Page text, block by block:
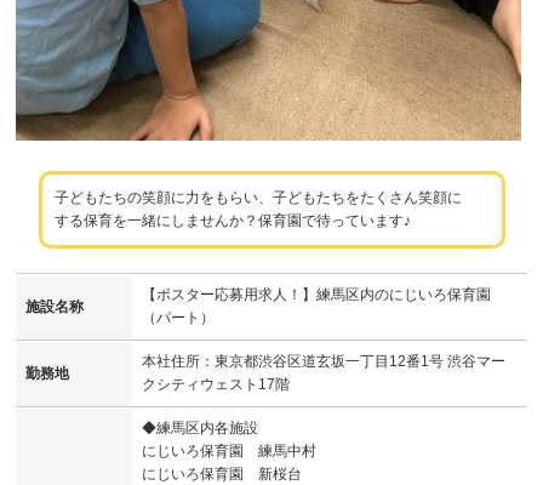
子どもたちの笑顔に力をもらい、子どもたちをたくさん笑顔に
する保育を一緒にしませんか？保育園で待っています♪
施設名称
【ポスター応募用求人！】練馬区内のにじいろ保育園
（パート）
勤務地
本社住所：東京都渋谷区道玄坂一丁目12番1号 渋谷マー
クシティウェスト17階
◆練馬区内各施設
にじいろ保育園 練馬中村
にじいろ保育園 新桜台